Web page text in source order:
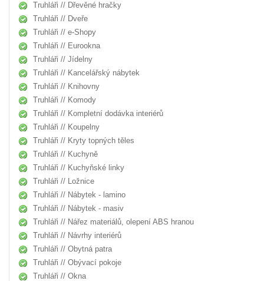
Truhláři // Dřevěné hračky
Truhláři // Dveře
Truhláři // e-Shopy
Truhláři // Eurookna
Truhláři // Jídelny
Truhláři // Kancelářský nábytek
Truhláři // Knihovny
Truhláři // Komody
Truhláři // Kompletní dodávka interiérů
Truhláři // Koupelny
Truhláři // Kryty topných těles
Truhláři // Kuchyně
Truhláři // Kuchyňské linky
Truhláři // Ložnice
Truhláři // Nábytek - lamino
Truhláři // Nábytek - masiv
Truhláři // Nářez materiálů, olepení ABS hranou
Truhláři // Návrhy interiérů
Truhláři // Obytná patra
Truhláři // Obývací pokoje
Truhláři // Okna